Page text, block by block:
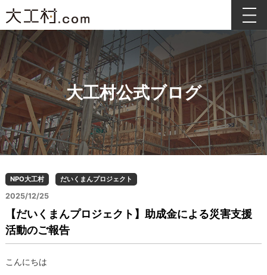
大工村公式ブログ
NPO大工村 だいくまんプロジェクト
2025/12/25
【だいくまんプロジェクト】助成金による災害支援
活動のご報告
こんにちは